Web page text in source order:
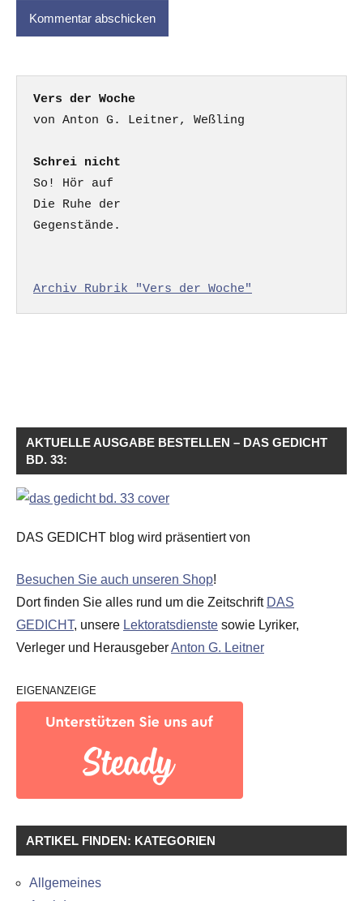
Vers der Woche
Schrei nicht
So! Hör auf
Die Ruhe der
Gegenstände.
Archiv Rubrik "Vers der Woche"
AKTUELLE AUSGABE BESTELLEN – DAS GEDICHT
BD. 33:
DAS GEDICHT blog wird präsentiert von
Besuchen Sie auch unseren Shop!
Dort finden Sie alles rund um die Zeitschrift DAS
GEDICHT, unsere Lektoratsdienste sowie Lyriker,
Verleger und HerausgeberAnton G. Leitner
EIGENANZEIGE
ARTIKEL FINDEN: KATEGORIEN
Allgemeines